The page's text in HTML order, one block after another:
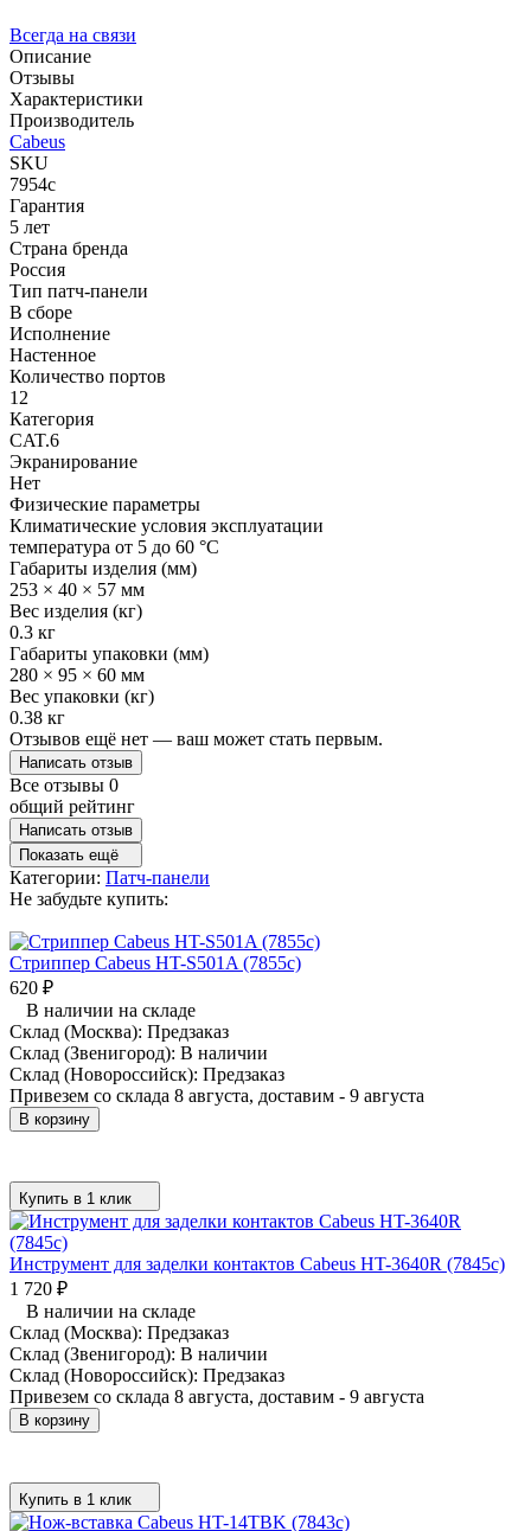
Всегда на связи
Описание
Отзывы
Характеристики
Производитель
Cabeus
SKU
7954c
Гарантия
5 лет
Страна бренда
Россия
Тип патч-панели
В сборе
Исполнение
Настенное
Количество портов
12
Категория
CAT.6
Экранирование
Нет
Физические параметры
Климатические условия эксплуатации
температура от 5 до 60 °C
Габариты изделия (мм)
253 × 40 × 57 мм
Вес изделия (кг)
0.3 кг
Габариты упаковки (мм)
280 × 95 × 60 мм
Вес упаковки (кг)
0.38 кг
Отзывов ещё нет — ваш может стать первым.
Написать отзыв
Все отзывы 0
общий рейтинг
Написать отзыв
Показать ещё
Категории: Патч-панели
Не забудьте купить:
Стриппер Cabeus HT-S501A (7855c)
620 ₽
В наличии на складе
Склад (Москва): Предзаказ
Склад (Звенигород): В наличии
Склад (Новороссийск): Предзаказ
Привезем со склада 8 августа, доставим - 9 августа
В корзину
Купить в 1 клик
Инструмент для заделки контактов Cabeus HT-3640R (7845c)
1 720 ₽
В наличии на складе
Склад (Москва): Предзаказ
Склад (Звенигород): В наличии
Склад (Новороссийск): Предзаказ
Привезем со склада 8 августа, доставим - 9 августа
В корзину
Купить в 1 клик